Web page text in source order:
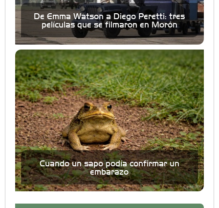
De Emma Watson a Diego Peretti: tres
películas que se filmaron en Morón
Cuando un sapo podía confirmar un
embarazo